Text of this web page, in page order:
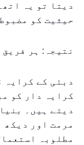
دیتا تو یہ
حیثیت کو
نتیجہ: ہر
دبئی کے کرایہ
کرایہ دار کو
دیتے ہیں۔
مرمت اور دیکھ
مطلوبہ